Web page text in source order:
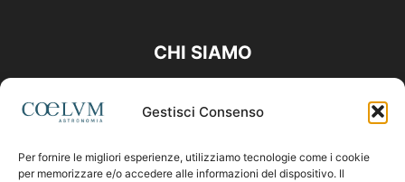
Gestisci Consenso
Per fornire le migliori esperienze, utilizziamo tecnologie come i cookie
per memorizzare e/o accedere alle informazioni del dispositivo. Il
CHI SIAMO
Contattaci:coelumastro@coelum.com
SEGUICI